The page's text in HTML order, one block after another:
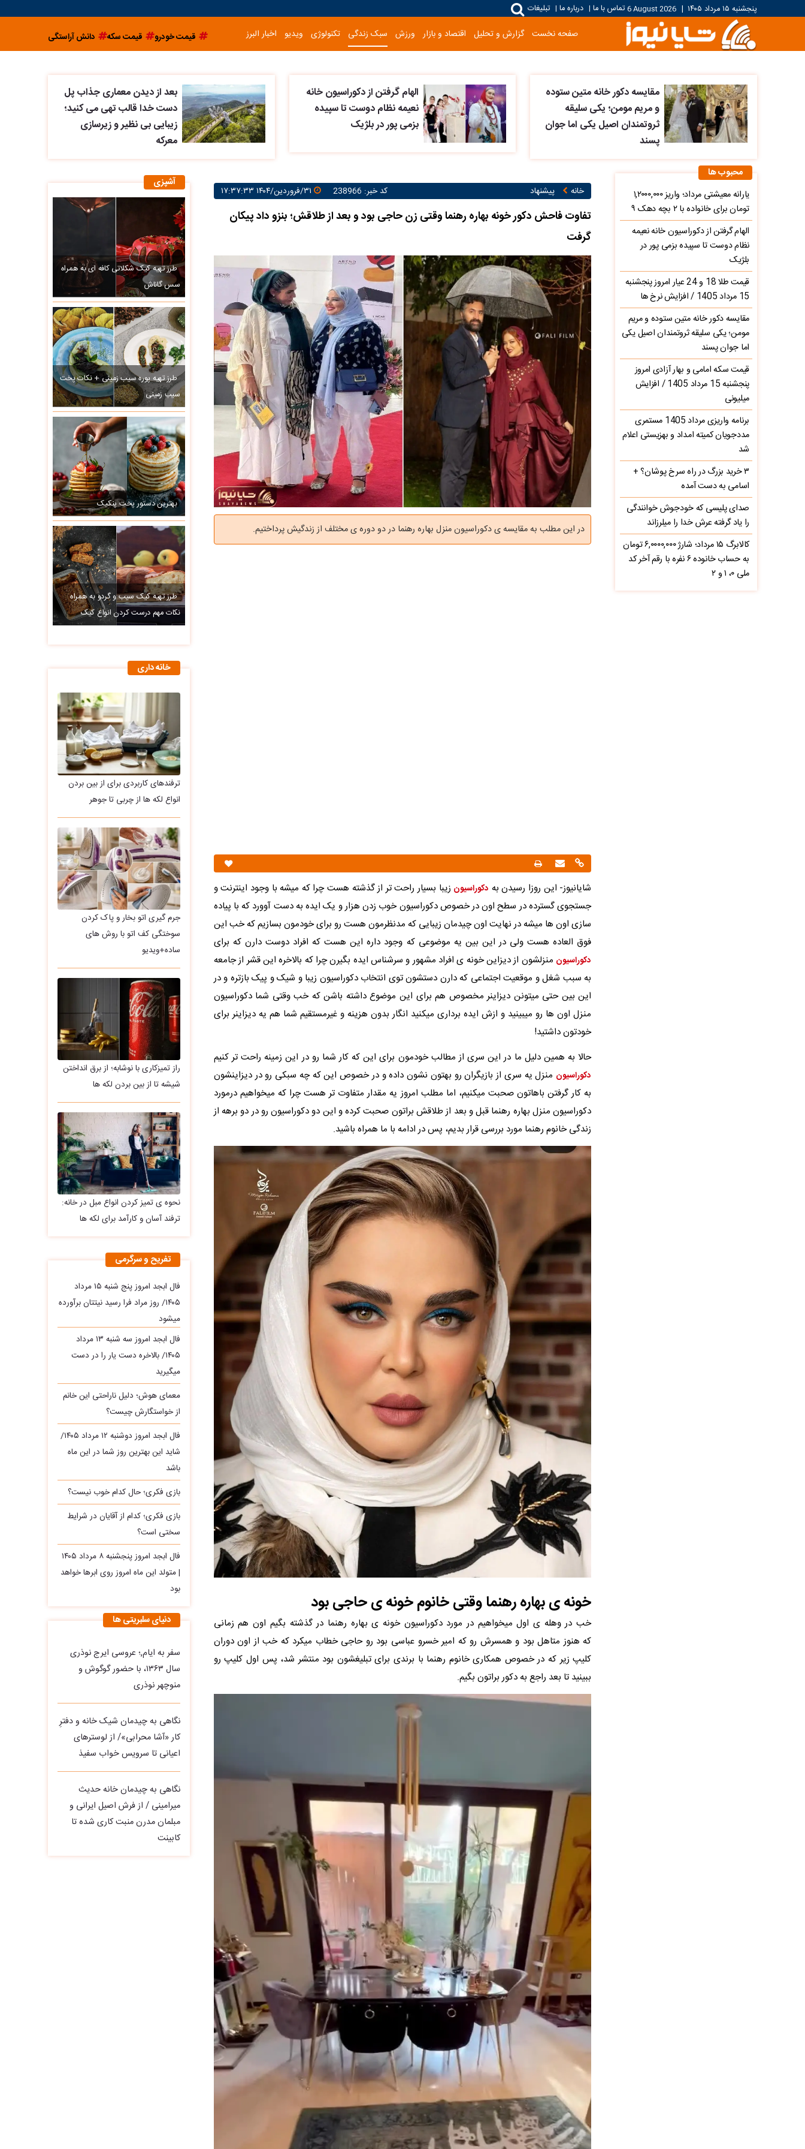
پنجشنبه ۱۵ مرداد ۱۴۰۵ |
6 August 2026تماس با ما | درباره ما | تبلیغات
صفحه نخست گزارش و تحلیل اقتصاد و بازار ورزش سبک زندگی تکنولوژی ویدیو اخبار البرز قیمت خودرو قیمت سکه دانش آراستگی
مقایسه دکور خانه متین ستوده
و مریم مومن؛ یکی سلیقه
ثروتمندان اصیل یکی اما جوان
پسند
الهام گرفتن از دکوراسیون خانه
نعیمه نظام دوست تا سپیده
بزمی پور در بلژیک
بعد از دیدن معماری جذاب پل
دست خدا قالب تهی می کنید؛
زیبایی بی نظیر و زیرسازی
معرکه
خانه پیشنهاد کد خبر: 238966
تفاوت فاحش دکور خونه بهاره رهنما وقتی زن حاجی بود و بعد از طلاقش؛ بنزو داد پیکان
گرفت
در این مطلب به مقایسه ی دکوراسیون منزل بهاره رهنما در دو دوره ی مختلف از زندگیش پرداختیم.
شایانیوز- این روزا رسیدن به دکوراسیون زیبا بسیار راحت تر از گذشته هست چرا که میشه با وجود اینترنت و
جستجوی گسترده در سطح اون در خصوص دکوراسیون خوب زدن هزار و یک ایده به دست آوورد که با پیاده
سازی اون ها میشه در نهایت اون چیدمان زیبایی که مدنظرمون هست رو برای خودمون بسازیم که خب این
فوق العاده هست ولی در این بین یه موضوعی که وجود داره این هست که افراد دوست دارن که برای
دکوراسیون منزلشون از دیزاین خونه ی افراد مشهور و سرشناس ایده بگیرن چرا که بالاخره این قشر از جامعه
به سبب شغل و موقعیت اجتماعی که دارن دستشون توی انتخاب دکوراسیون زیبا و شیک و پیک بازتره و در
این بین حتی میتونن دیزاینر مخصوص هم برای این موضوع داشته باشن که خب وقتی شما دکوراسیون
منزل اون ها رو میبینید و ازش ایده برداری میکنید انگار بدون هزینه و غیرمستقیم شما هم یه دیزاینر برای
خودتون داشتید!
حالا به همین دلیل ما در این سری از مطالب خودمون برای این که کار شما رو در این زمینه راحت تر کنیم
دکوراسیون منزل یه سری از بازیگران رو بهتون نشون داده و در خصوص این که چه سبکی رو در دیزاینشون
به کار گرفتن باهاتون صحبت میکنیم، اما مطلب امروز یه مقدار متفاوت تر هست چرا که میخواهیم درمورد
دکوراسیون منزل بهاره رهنما قبل و بعد از طلاقش براتون صحبت کرده و این دو دکوراسیون رو در دو برهه از
زندگی خانوم رهنما مورد بررسی قرار بدیم، پس در ادامه با ما همراه باشید.
خونه ی بهاره رهنما وقتی خانوم خونه ی حاجی بود
خب در وهله ی اول میخواهیم در مورد دکوراسیون خونه ی بهاره رهنما در گذشته بگیم اون هم زمانی
که هنوز متاهل بود و همسرش رو که امیر خسرو عباسی بود رو حاجی خطاب میکرد که خب از اون دوران
کلیپ زیر که در خصوص همکاری خانوم رهنما با برندی برای تبلیغشون بود منتشر شد، پس اول کلیپ رو
ببینید تا بعد راجع به دکور براتون بگیم.
آشپزی
طرز تهیه کیک شکلاتی کافه ای به همراه
سس گاناش
طرز تهیه پوره سیب زمینی + نکات پخت
سیب زمینی
بهترین دستور پخت پنکیک
طرز تهیه کیک سیب و گردو به همراه
نکات مهم درست کردن انواع کیک
خانه داری
ترفندهای کاربردی برای از بین بردن
انواع لکه ها از چربی تا جوهر
جرم گیری اتو بخار و پاک کردن
سوختگی کف اتو با روش های
ساده+ویدیو
راز تمیزکاری با نوشابه؛ از برق انداختن
شیشه تا از بین بردن لکه ها
نحوه ی تمیز کردن انواع مبل در خانه:
ترفند آسان و کارآمد برای لکه ها
تفریح و سرگرمی
فال ابجد امروز پنج شنبه ۱۵ مرداد
۱۴۰۵/ روز مراد فرا رسید نیتتان برآورده
میشود
فال ابجد امروز سه‌ شنبه ۱۳ مرداد
۱۴۰۵/ بالاخره دست یار را در دست
میگیرید
معمای هوش؛ دلیل ناراحتی این خانم
از خواستگارش چیست؟
فال ابجد امروز دوشنبه ۱۲ مرداد ۱۴۰۵/
شاید این بهترین روز شما در این ماه
باشد
بازی فکری؛ حال کدام خوب نیست؟
بازی فکری؛ کدام از آقایان در شرایط
سختی است؟
فال ابجد امروز پنجشنبه ۸ مرداد ۱۴۰۵
| متولد این ماه امروز روی ابرها خواهد
بود
دنیای سلبریتی ها
سفر به ایام,؛ عروسی ایرج نوذری
سال ۱۳۶۳، با حضور گوگوش و
منوچهر نوذری
نگاهی به چیدمان شیک خانه و دفترِ
کار «آشا محرابی»/ از لوسترهای
اعیانی تا سرویس خواب سفیذ
نگاهی به چیدمان خانه حدیث
میرامینی / از فرش اصیل ایرانی و
مبلمان مدرن منبت‌ کاری‌ شده تا
کابینت
محبوب ها
یارانه معیشتی مرداد؛ واریز ۱,۲۰۰۰,۰۰۰
تومان برای خانواده با ۲ بچه دهک ۹
الهام گرفتن از دکوراسیون خانه نعیمه
نظام دوست تا سپیده بزمی پور در
بلژیک
قیمت طلا 18 و 24 عیار امروز پنجشنبه
15 مرداد 1405 / افزایش نرخ ها
مقایسه دکور خانه متین ستوده و مریم
مومن؛ یکی سلیقه ثروتمندان اصیل یکی
اما جوان پسند
قیمت سکه امامی و بهار آزادی امروز
پنجشنبه 15 مرداد 1405 / افزایش
میلیونی
برنامه واریزی مرداد 1405 مستمری
مددجویان کمیته امداد و بهزیستی اعلام
شد
۳ خرید بزرگ در راه سرخ‌ پوشان؟ +
اسامی به دست آمده
صدای پلیسی که خودجوش خوانندگی
را یاد گرفته عرش خدا را میلرزاند
کالابرگ ۱۵ مرداد؛ شارژ ۶,۰۰۰۰,۰۰۰ تومان
به حساب خانوده ۶ نفره با رقم آخر کد
ملی ۰، ۱ و ۲